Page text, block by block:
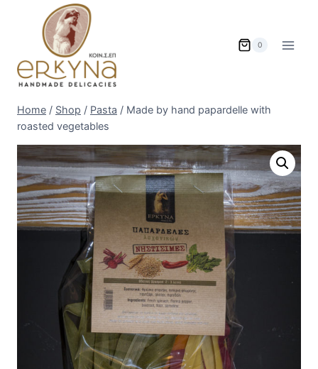
0
Home / Shop / Pasta / Made by hand papardelle with
roasted vegetables